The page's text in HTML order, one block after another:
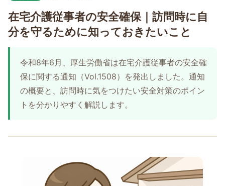
在宅介護従事者の安全確保｜訪問時に自
分を守るために知っておきたいこと
令和8年6月、厚生労働省は在宅介護従事者の安全確
保に関する通知（Vol.1508）を発出しました。通知
の概要と、訪問時に気をつけたい安全対策のポイン
トを分かりやすく解説します。